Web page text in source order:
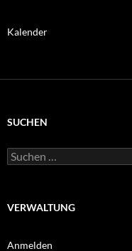
Kalender
SUCHEN
Suchen
nach:
VERWALTUNG
Anmelden